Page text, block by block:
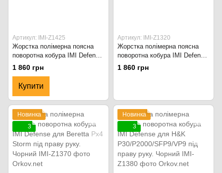
Артикул: IMI-Z1425
Жорстка полімерна поясна
поворотна кобура IMI Defense
для Walther PPX під праву
руку. Чорний
1 860 грн
Купити
Артикул: IMI-Z1320
Жорстка полімерна поясна
поворотна кобура IMI Defense
для пістолета Макарова (ПМ)
під праву руку. Чорний
1 860 грн
Новинка
3
Новинка
3